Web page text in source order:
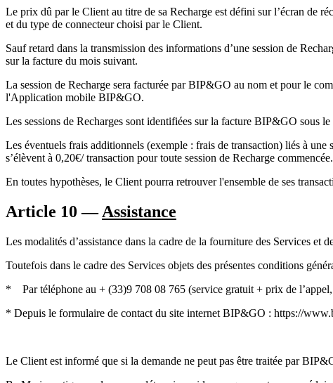
Le prix dû par le Client au titre de sa Recharge est défini sur l’écran de
et du type de connecteur choisi par le Client.
Sauf retard dans la transmission des informations d’une session de
sur la facture du mois suivant.
La session de Recharge sera facturée par BIP&GO au nom et pour le
l'Application mobile BIP&GO.
Les sessions de Recharges sont identifiées sur la facture BIP&GO sous
Les éventuels frais additionnels (exemple : frais de transaction) liés à
s’élèvent à 0,20€/ transaction pour toute session de Recharge commencée.
En toutes hypothèses, le Client pourra retrouver l'ensemble de ses
Article 10 —Assistance
Les modalités d’assistance dans la cadre de la fourniture des Services
Toutefois dans le cadre des Services objets des présentes conditions
* Par téléphone au + (33)9 708 08 765 (service gratuit + prix de
* Depuis le formulaire de contact du site internet BIP&GO : https://
Le Client est informé que si la demande ne peut pas être traitée par